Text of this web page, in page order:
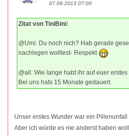
07.08.2013 07:00
Zitat von TiniBini:
@Umi: Du noch nich? Hab gerade
nachlegen wolltest- Respekt
@all: Wie lange habt ihr auf euer
Bei uns hats 15 Monate gedauert.
Unser erstes Wunder war ein Pillenunfall
Aber ich würde es nie anderst haben